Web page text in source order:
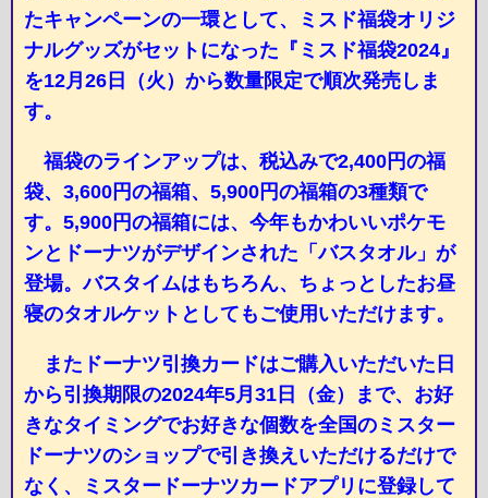
たキャンペーンの一環として、ミスド福袋オリジ
ナルグッズがセットになった『ミスド福袋2024』
を12月26日（火）から数量限定で順次発売しま
す。
福袋のラインアップは、税込みで2,400円の福
袋、3,600円の福箱、5,900円の福箱の3種類で
す。5,900円の福箱には、今年もかわいいポケモ
ンとドーナツがデザインされた「バスタオル」が
登場。バスタイムはもちろん、ちょっとしたお昼
寝のタオルケットとしてもご使用いただけます。
またドーナツ引換カードはご購入いただいた日
から引換期限の2024年5月31日（金）まで、お好
きなタイミングでお好きな個数を全国のミスター
ドーナツのショップで引き換えいただけるだけで
なく、ミスタードーナツカードアプリに登録して